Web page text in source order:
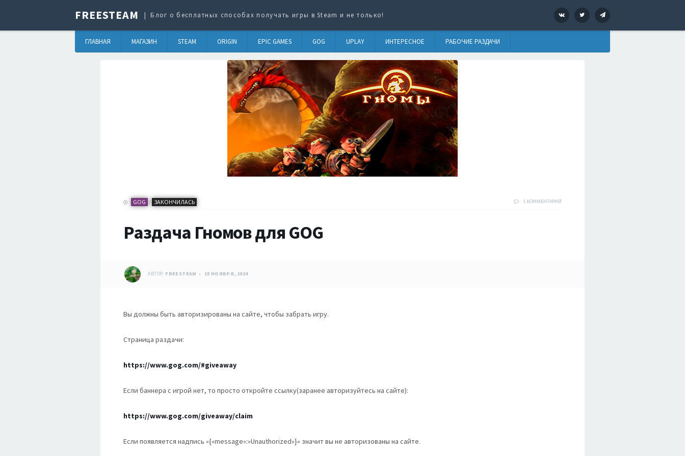
FREESTEAM Блог о бесплатных способах получать игры в Steam и не только! VK Twitter
ГЛАВНАЯ МАГАЗИН STEAM ORIGIN EPIC GAMES GOG UPLAY ИНТЕРЕСНОЕ РАБОЧИЕ РАЗДАЧИ
GOG / ЗАКОНЧИЛАСЬ 1 КОММЕНТАРИЙ
Раздача Гномов для GOG
АВТОР: FREESTEAM 15 НОЯБРЯ, 2024
Вы должны быть авторизированы на сайте, чтобы забрать игру.
Страница раздачи:
https://www.gog.com/#giveaway
Если баннера с игрой нет, то просто откройте ссылку(заранее авторизуйтесь на сайте):
https://www.gog.com/giveaway/claim
Если появляется надпись «{«message»:»Unauthorized»}» значит вы не авторизованы на сайте.